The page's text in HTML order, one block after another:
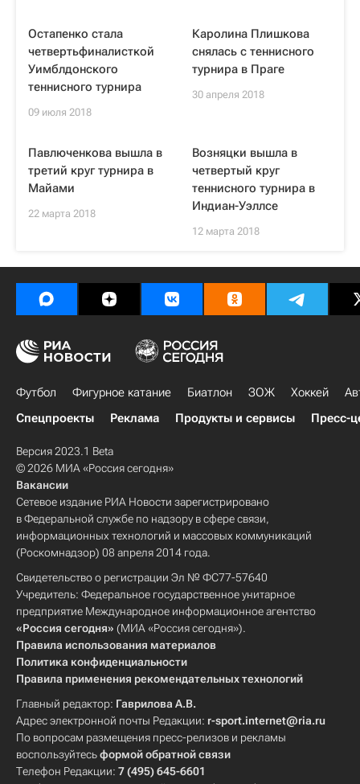
Остапенко стала
четвертьфиналисткой
Уимблдонского
теннисного турнира
09 июля 2018
Каролина Плишкова
снялась с теннисного
турнира в Праге
30 апреля 2018
Павлюченкова вышла в
третий круг турнира в
Майами
22 марта 2018
Возняцки вышла в
четвертый круг
теннисного турнира в
Индиан-Уэллсе
12 марта 2018
Футбол Фигурное катание Биатлон ЗОЖ Хоккей
Спецпроекты
Реклама Продукты и сервисы Пресс-
Версия 2023.1 Beta
© 2026 МИА «Россия сегодня»
Вакансии
Сетевое издание РИА Новости зарегистрировано
в Федеральной службе по надзору в сфере связи,
информационных технологий и массовых коммуникаций
(Роскомнадзор) 08 апреля 2014 года.
Свидетельство о регистрации Эл № ФС77-57640
Учредитель: Федеральное государственное унитарное
предприятие Международное информационное агентство
«Россия сегодня» (МИА «Россия сегодня»).
Правила использования материалов
Политика конфиденциальности
Правила применения рекомендательных технологий
Главный редактор: Гаврилова А.В.
Адрес электронной почты Редакции: r-sport.internet@ria.ru
По вопросам размещения пресс-релизов и рекламы
воспользуйтесьформой обратной связи
Телефон Редакции: 7 (495) 645-6601